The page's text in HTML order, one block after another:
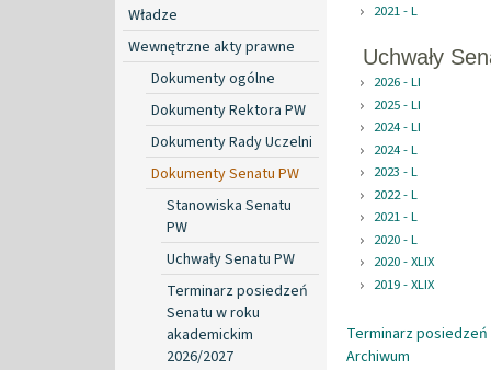
Władze
Wewnętrzne akty prawne
Dokumenty ogólne
Dokumenty Rektora PW
Dokumenty Rady Uczelni
Dokumenty Senatu PW
Stanowiska Senatu
PW
Uchwały Senatu PW
Terminarz posiedzeń
Senatu w roku
akademickim
2026/2027
2021 - L
Uchwały
2026 - LI
2025 - LI
2024 - LI
2024 - L
2023 - L
2022 - L
2021 - L
2020 - L
2020 - XLIX
2019 - XLIX
Terminarz posiedzeń
Archiwum